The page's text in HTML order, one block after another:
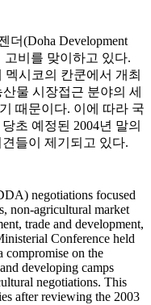
더(Doha Development
고비를 맞이하고 있다.
시코의 칸쿤에서 개최
물 시장접근 분야의 세
때문이다. 이에 따라 국
초 예정된 2004년 말의
들이 제기되고 있다.
negotiations focused
non-agricultural market
trade and development,
Conference held
compromise on the
developing camps
negotiations. This
after reviewing the 2003